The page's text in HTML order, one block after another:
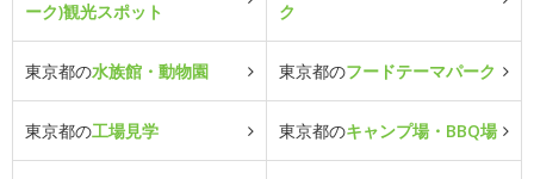
ーク)観光スポット
ク
東京都の水族館・動物園 東京都のフードテーマパーク
東京都の工場見学 東京都のキャンプ場・BBQ場